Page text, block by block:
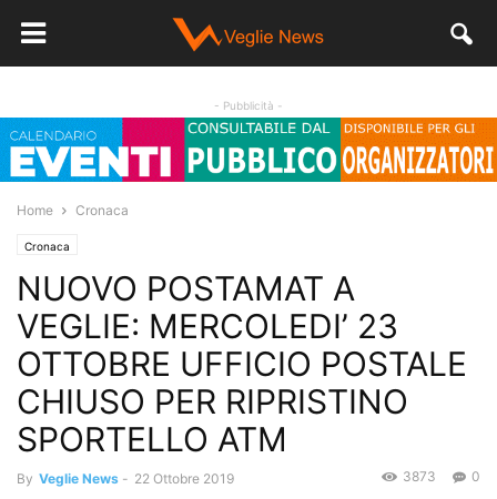
- Pubblicità -
Home Cronaca
Cronaca
NUOVO POSTAMAT A
VEGLIE: MERCOLEDI’ 23
OTTOBRE UFFICIO POSTALE
CHIUSO PER RIPRISTINO
SPORTELLO ATM
By Veglie News - 22 Ottobre 2019 0
3873